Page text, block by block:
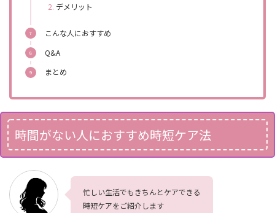
デメリット
こんな人におすすめ
Q&A
まとめ
時間がない人におすすめ時短ケア法
忙しい生活でもきちんとケアできる
時短ケアをご紹介します